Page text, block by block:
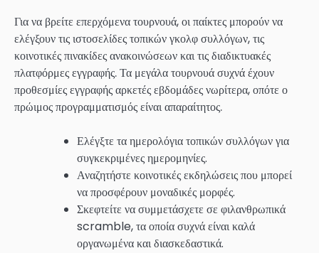
Για να βρείτε επερχόμενα τουρνουά, οι παίκτες μπορούν να
ελέγξουν τις ιστοσελίδες τοπικών γκολφ συλλόγων, τις
κοινοτικές πινακίδες ανακοινώσεων και τις διαδικτυακές
πλατφόρμες εγγραφής. Τα μεγάλα τουρνουά συχνά έχουν
προθεσμίες εγγραφής αρκετές εβδομάδες νωρίτερα, οπότε ο
πρώιμος προγραμματισμός είναι απαραίτητος.
Ελέγξτε τα ημερολόγια τοπικών συλλόγων για
συγκεκριμένες ημερομηνίες.
Αναζητήστε κοινοτικές εκδηλώσεις που μπορεί
να προσφέρουν μοναδικές μορφές.
Σκεφτείτε να συμμετάσχετε σε φιλανθρωπικά
scramble, τα οποία συχνά είναι καλά
οργανωμένα και διασκεδαστικά.